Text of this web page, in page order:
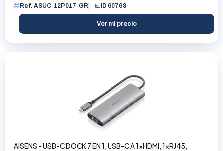
Ref. ASUC-12P017-GR
ID 60768
Ver mi precio
AISENS - USB-C DOCK 7 EN 1, USB-C A 1xHDMI, 1xRJ45,